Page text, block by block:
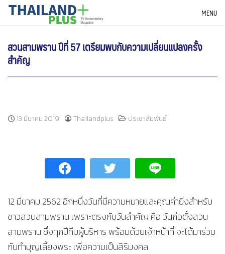
SkipTHAILANDPLUS NEWS MENU
สวนสามพราน ปีที่ 57 เตรียมพบกับความเปลี่ยนแปลงครั้ง
สำคัญ
13 มีนาคม 2019 Thailandplus ประชาสัมพันธ์
12 มีนาคม 2562 อีกหนึ่งวันที่มีความหมายและคุณค่ายิ่งสำหรับ
ชาวสวนสามพราน เพราะตรงกับวันสำคัญ คือ วันก่อตั้งสวน
สามพราน ซึ่งทุกปีทีมผู้บริหาร พร้อมด้วยเจ้าหน้าที่ จะได้มาร่วม
กันทำบุญเลี้ยงพระ เพื่อความเป็นสิริมงคล